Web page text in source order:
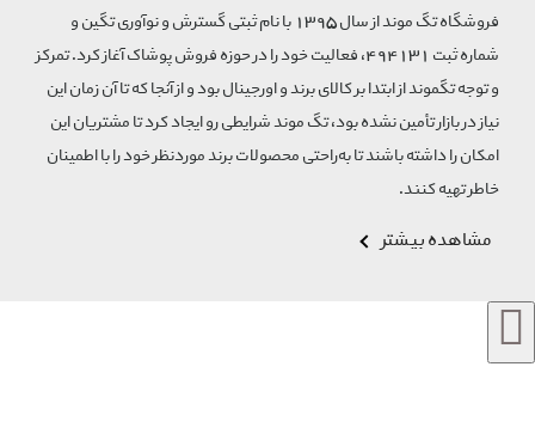
فروشگاه تگ موند از سال 1395 با نام ثبتی گسترش و نوآوری تگین و
شماره ثبت 494131، فعالیت خود را در حوزه فروش پوشاک آغاز کرد. تمرکز
و توجه تگموند از ابتدا بر کالای برند و اورجینال بود و از آنجا که تا آن زمان این
نیاز در بازار تأمین نشده بود، تگ موند شرایطی رو ایجاد کرد تا مشتریان این
امکان را داشته باشند تا به‌راحتی محصولات برند مورد‌نظر خود را با اطمینان
خاطر تهیه کنند.
مشاهده بیشتر